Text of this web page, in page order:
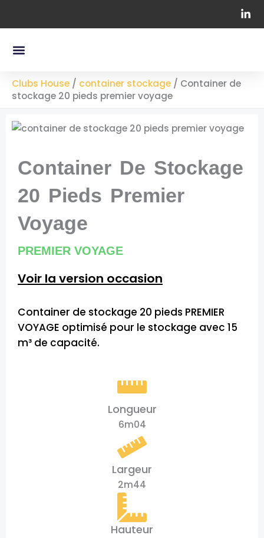
Menu
Clubs House / container stockage / Container de
stockage 20 pieds premier voyage
Container De Stockage
20 Pieds Premier
Voyage
PREMIER VOYAGE
Voir la version occasion
Container de stockage 20 pieds PREMIER
VOYAGE optimisé pour le stockage avec 15
m³ de capacité.
Longueur
6m04
Largeur
2m44
Hauteur